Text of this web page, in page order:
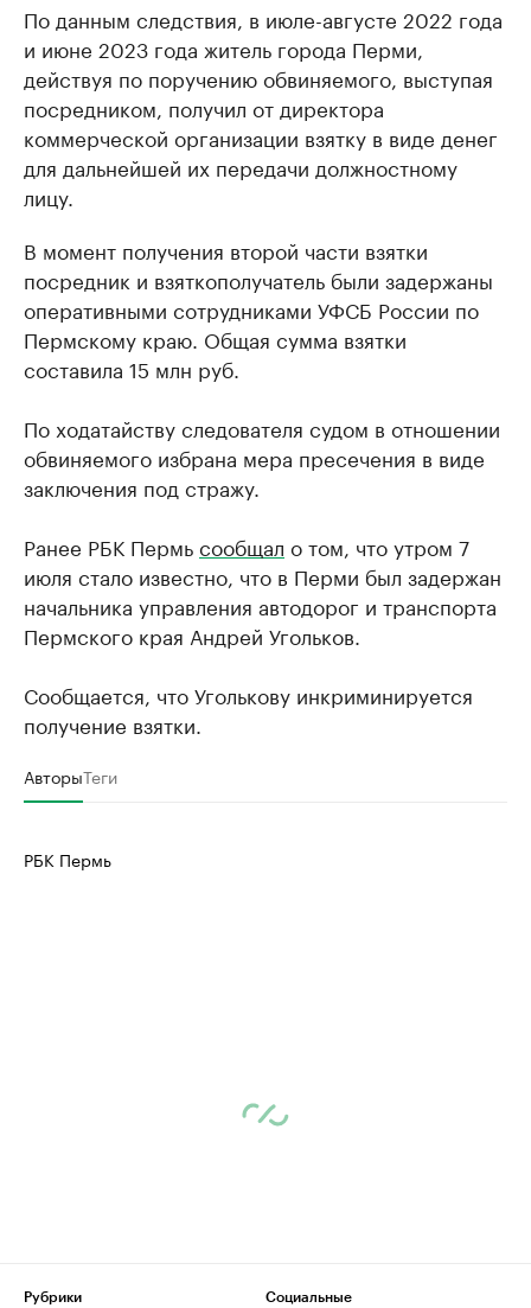
По данным следствия, в июле-августе 2022 года
и июне 2023 года житель города Перми,
действуя по поручению обвиняемого, выступая
посредником, получил от директора
коммерческой организации взятку в виде денег
для дальнейшей их передачи должностному
лицу.
В момент получения второй части взятки
посредник и взяткополучатель были задержаны
оперативными сотрудниками УФСБ России по
Пермскому краю. Общая сумма взятки
составила 15 млн руб.
По ходатайству следователя судом в отношении
обвиняемого избрана мера пресечения в виде
заключения под стражу.
Ранее РБК Пермьсообщал о том, что утром 7
июля стало известно, что в Перми был задержан
начальника управления автодорог и транспорта
Пермского края Андрей Угольков.
Сообщается, что Уголькову инкриминируется
получение взятки.
АвторыТеги
РБК Пермь
Рубрики
Социальные